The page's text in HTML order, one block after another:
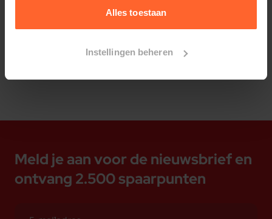
Alles toestaan
Instellingen beheren
Meld je aan voor de nieuwsbrief en
ontvang 2.500 spaarpunten